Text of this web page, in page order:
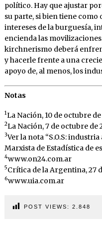
político. Hay que ajustar
su parte, si bien tiene
intereses de la burguesía,
encienda las
kirchnerismo deberá
y hacerle frente a una
apoyo de, al menos, los
Notas
1La Nación, 10 de octubre
2La Nación, 7 de octubre de
3Ver la nota “S.O.S:
Marxista de Estadística de
4www.on24.com.ar
5Crítica de la Argentina, 27
6www.uia.com.ar
POST VIEWS: 2.848